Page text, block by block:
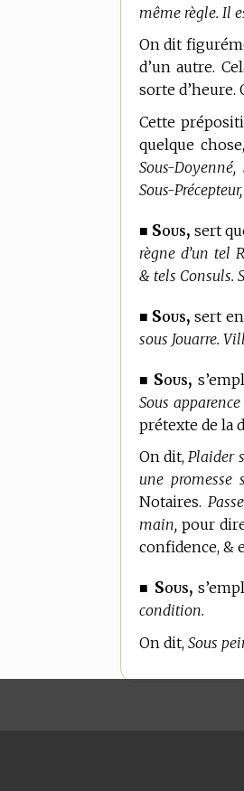
même règle. Il
On dit
d’un autre.
sorte d’heure.
Cette
quelque
Sous-Doyenné,
Sous-
■ Sous, sert
règne d’un tel
& tels Consuls.
■ Sous, sert
sous Jouarre.
■ Sous,
Sous
prétexte de la
On dit,Plaider
une promesse
Notaires.
main, pour
confidence, &
■ Sous,
condition.
On dit, Sous